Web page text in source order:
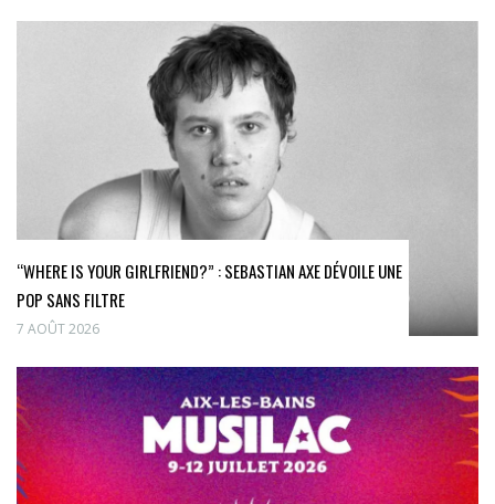
“WHERE IS YOUR GIRLFRIEND?” : SEBASTIAN AXE DÉVOILE UNE
POP SANS FILTRE
7 AOÛT 2026